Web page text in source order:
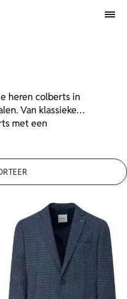
heren colberts in
Van klassieke
met een
met hoge